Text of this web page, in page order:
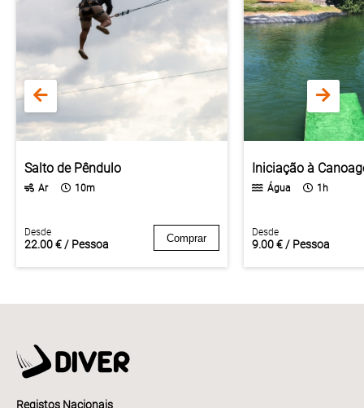
Salto de Pêndulo
Ar 10m
Desde
22.00 € / Pessoa Comprar
Iniciação à
Água 1h
Desde
9.00 € / Pessoa
Registos Nacionais